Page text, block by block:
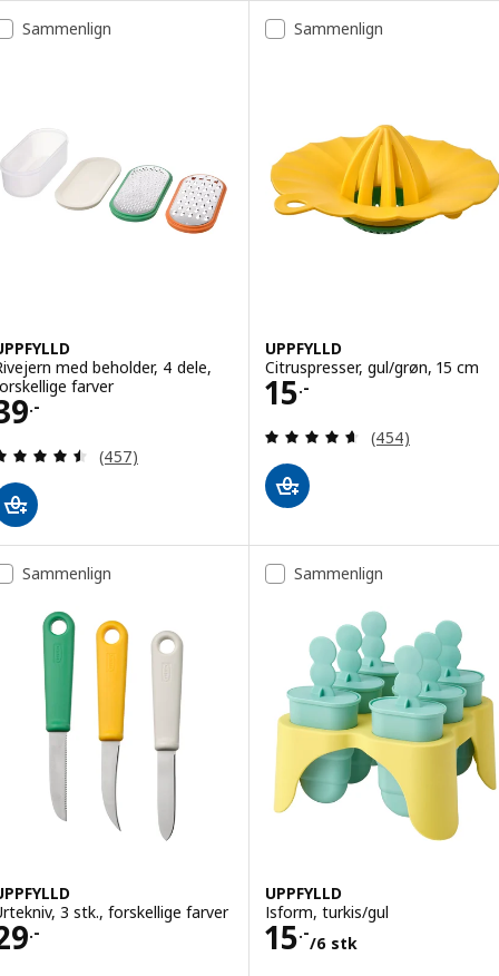
Sammenlign
med beholder, 4 dele,
farver
.- 39.-
Anmeld: 4.5 ud af 5 Stjerner. Anmeldelser i alt:
(457)
Sammenlign
UPPFYLLD
Citruspresser, gul/grøn, 15 cm
15.-
Pris 15.-
Anmeld: 4.6 ud
(454)
Sammenlign
3 stk., forskellige farver
.- 29.-
Sammenlign
UPPFYLLD
Isform, turkis/gul
15.-
/6 stk
Pris 15.-/6 stk